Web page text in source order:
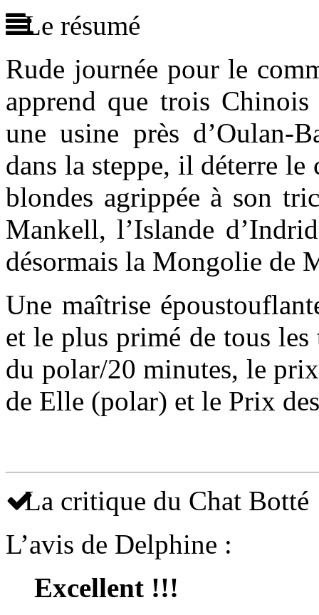
Le résumé
Rude journée pour le
apprend que trois
une usine près d’Oulan-
dans la steppe, il déterre
blondes agrippée à son
Mankell, l’Islande
désormais la Mongolie de
Une maîtrise
et le plus primé de tous
du polar/20 minutes, le
de Elle (polar) et le Prix
La critique du Chat Botté
L’avis de Delphine :
Excellent !!!